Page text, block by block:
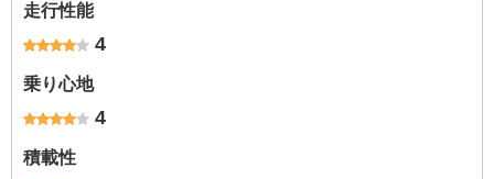
走行性能
4
乗り心地
4
積載性